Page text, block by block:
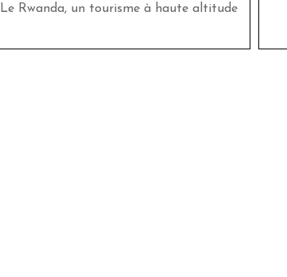
Le Rwanda, un tourisme à haute altitude